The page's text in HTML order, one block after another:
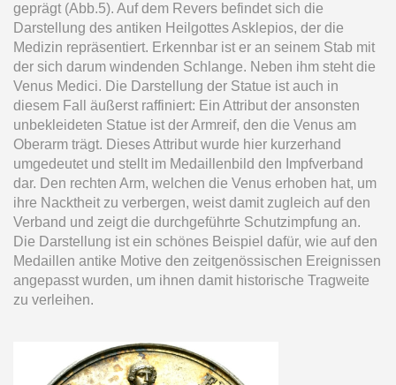
geprägt (Abb.5). Auf dem Revers befindet sich die
Darstellung des antiken Heilgottes Asklepios, der die
Medizin repräsentiert. Erkennbar ist er an seinem Stab mit
der sich darum windenden Schlange. Neben ihm steht die
Venus Medici. Die Darstellung der Statue ist auch in
diesem Fall äußerst raffiniert: Ein Attribut der ansonsten
unbekleideten Statue ist der Armreif, den die Venus am
Oberarm trägt. Dieses Attribut wurde hier kurzerhand
umgedeutet und stellt im Medaillenbild den Impfverband
dar. Den rechten Arm, welchen die Venus erhoben hat, um
ihre Nacktheit zu verbergen, weist damit zugleich auf den
Verband und zeigt die durchgeführte Schutzimpfung an.
Die Darstellung ist ein schönes Beispiel dafür, wie auf den
Medaillen antike Motive den zeitgenössischen Ereignissen
angepasst wurden, um ihnen damit historische Tragweite
zu verleihen.